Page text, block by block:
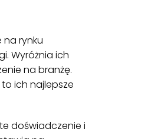
na rynku
Wyróżnia ich
na branżę.
ich najlepsze
doświadczenie i